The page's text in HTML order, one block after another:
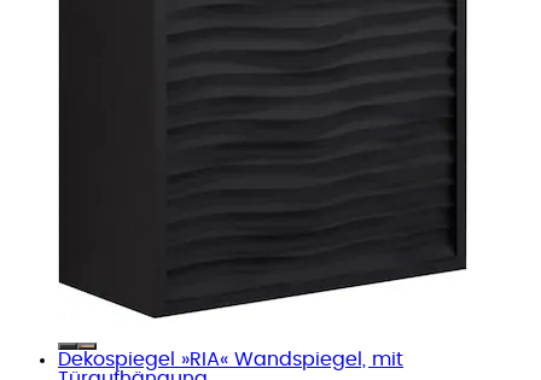
Dekospiegel »RIA« Wandspiegel, mit